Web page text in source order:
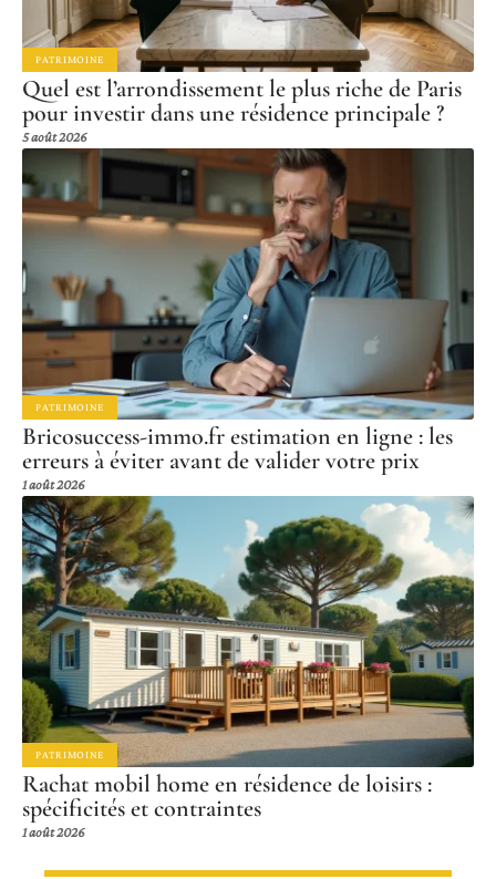
PATRIMOINE
Quel est l’arrondissement le plus riche de Paris
pour investir dans une résidence principale ?
5 août 2026
PATRIMOINE
Bricosuccess-immo.fr estimation en ligne : les
erreurs à éviter avant de valider votre prix
1 août 2026
PATRIMOINE
Rachat mobil home en résidence de loisirs :
spécificités et contraintes
1 août 2026